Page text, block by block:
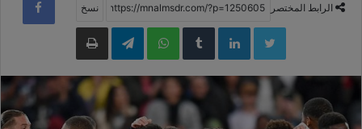
الرابط المختصر
LinkedIn
WhatsApp
Telegramطباعة